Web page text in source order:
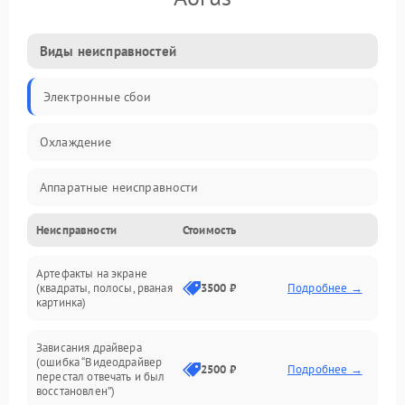
Виды неисправностей
Электронные сбои
Охлаждение
Аппаратные неисправности
Перегрев и термопроблемы
Видео
Интерфейсные и коммуникационные проблемы
Неисправности Стоимость
Артефакты на экране
(квадраты, полосы, рваная
картинка)
3500 ₽ Подробнее →
Зависания драйвера
(ошибка “Видеодрайвер
перестал отвечать и был
восстановлен”)
2500 ₽ Подробнее →